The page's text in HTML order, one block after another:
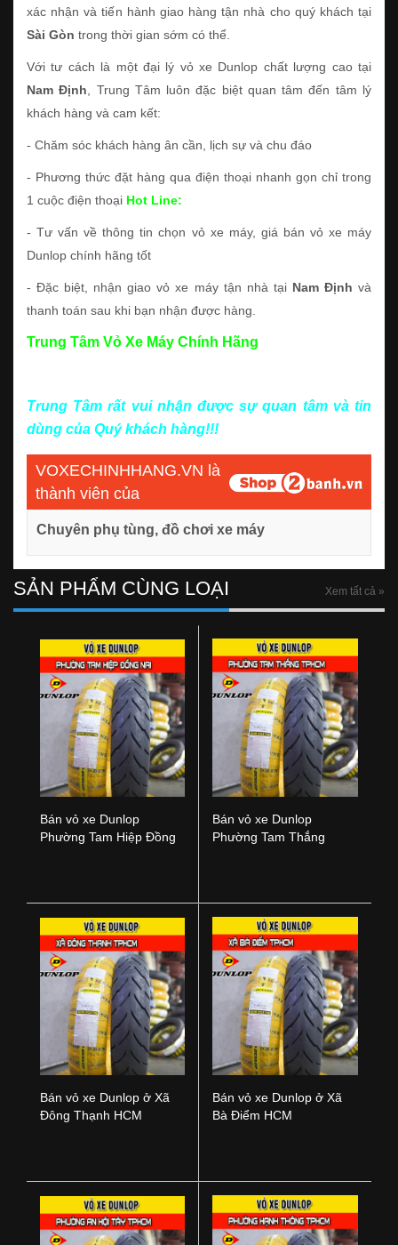
xác nhận và tiến hành giao hàng tận nhà cho quý khách tại
Sài Gòn trong thời gian sớm có thể.
Với tư cách là một đại lý vỏ xe Dunlop chất lượng cao tại
Nam Định , Trung Tâm luôn đặc biệt quan tâm đến tâm lý
khách hàng và cam kết:
- Chăm sóc khách hàng ân cần, lịch sự và chu đáo
- Phương thức đặt hàng qua điện thoại nhanh gọn chỉ trong
1 cuộc điện thoại Hot Line:
- Tư vấn về thông tin chọn vỏ xe máy, giá bán vỏ xe máy
Dunlop chính hãng tốt
- Đặc biệt, nhận giao vỏ xe máy tận nhà tại Nam Định và
thanh toán sau khi bạn nhận được hàng.
Trung Tâm Vỏ Xe Máy Chính Hãng
Trung Tâm rất vui nhận được sự quan tâm và tin
dùng của Quý khách hàng!!!
VOXECHINHHANG.VN là
thành viên của
Chuyên phụ tùng, đồ chơi xe máy
SẢN PHẨM CÙNG LOẠI Xem tất cả »
Bán vỏ xe Dunlop
Phường Tam Hiệp Đồng
Bán vỏ xe Dunlop
Phường Tam Thắng
Bán vỏ xe Dunlop ở Xã
Đông Thạnh HCM
Bán vỏ xe Dunlop ở Xã
Bà Điểm HCM